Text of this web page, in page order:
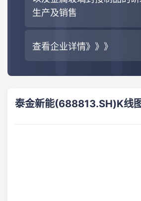
生产及销售
查看企业详情》》》
泰金新能(688813.SH)K线